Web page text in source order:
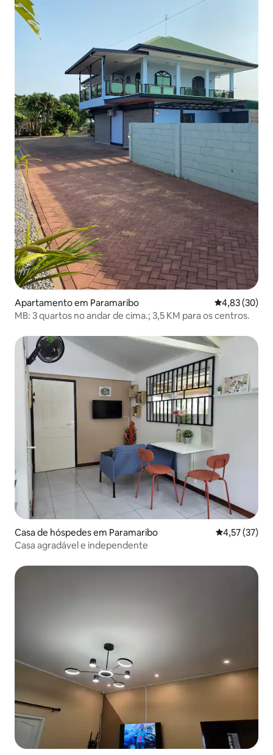
Apartamento em Paramaribo Classificação
4,83 (30)
MB: 3 quartos no andar de cima.; 3,5 KM para os centros.
Casa de hóspedes em Paramaribo Classificação
4,57 (37)
Casa agradável e independente